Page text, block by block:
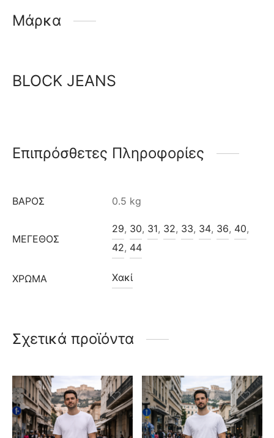
Μάρκα
BLOCK JEANS
Επιπρόσθετες Πληροφορίες
ΒΆΡΟΣ 0.5 kg
ΜΈΓΕΘΟΣ
29, 30, 31, 32, 33, 34, 36, 40,
42, 44
ΧΡΩΜΑ Χακί
Σχετικά προϊόντα